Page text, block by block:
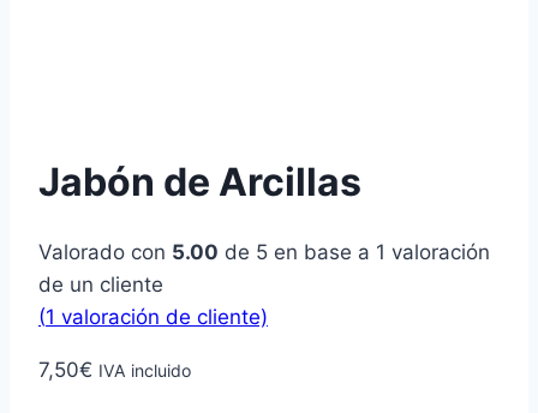
Jabón de Arcillas
Valorado con 5.00 de 5 en base a 1 valoración
de un cliente
(1 valoración de cliente)
7,50€ IVA incluido